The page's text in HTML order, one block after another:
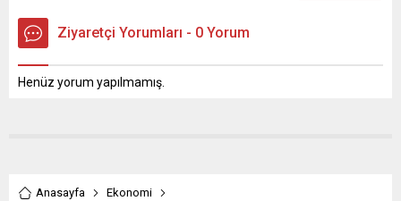
Ziyaretçi Yorumları - 0 Yorum
Henüz yorum yapılmamış.
Anasayfa
Ekonomi